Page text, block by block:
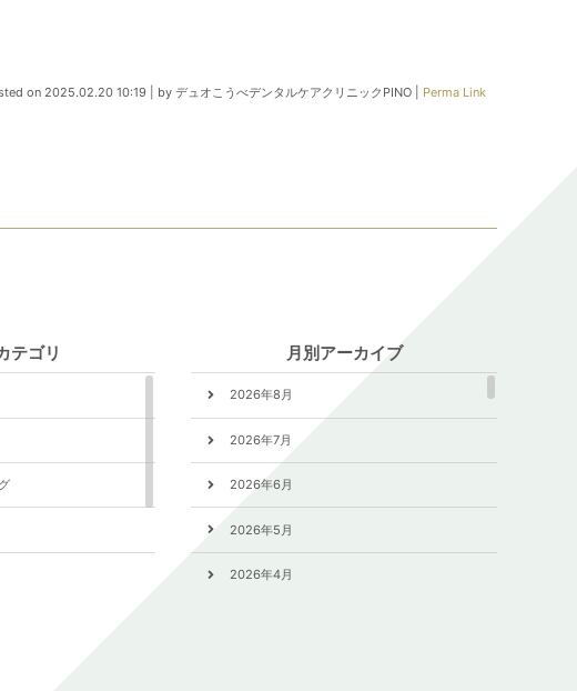
on 2025.02.20 10:19 by デュオこうべデンタルケアクリニックPINO| Perma Link
テゴリ 月別アーカイブ
2026年8月
2026年7月
2026年6月
2026年5月
2026年4月